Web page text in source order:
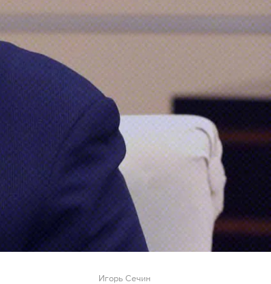
Игорь Сечин